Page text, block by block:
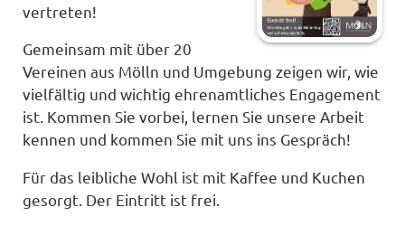
vertreten!
Gemeinsam mit über 20
Vereinen aus Mölln und Umgebung zeigen wir, wie
vielfältig und wichtig ehrenamtliches Engagement
ist. Kommen Sie vorbei, lernen Sie unsere Arbeit
kennen und kommen Sie mit uns ins Gespräch!
Für das leibliche Wohl ist mit Kaffee und Kuchen
gesorgt. Der Eintritt ist frei.